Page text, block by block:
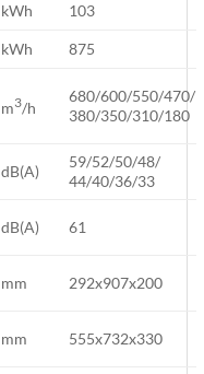
kWh 103
kWh
875
m3/h
680/600/550/470/
380/350/310/180
dB(A)
59/52/50/48/
44/40/36/33
dB(A) 61
mm 292x907x200
mm 555x732x330